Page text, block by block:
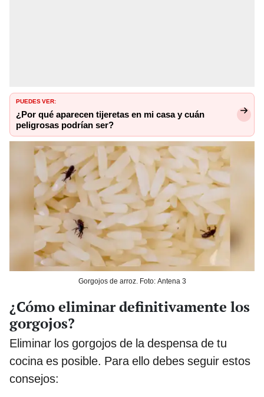
PUEDES VER:
¿Por qué aparecen tijeretas en mi casa y cuán
peligrosas podrían ser?
Gorgojos de arroz. Foto: Antena 3
¿Cómo eliminar definitivamente los
gorgojos?
Eliminar los gorgojos de la despensa de tu
cocina es posible. Para ello debes seguir estos
consejos: